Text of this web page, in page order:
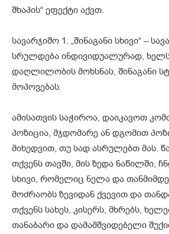
შხაპის“ ეფექტი აქვთ.
სავარჯიშო 1. „შინაგანი სხივი“ –
სრულდება ინდივიდუალურად,
დაღლილობის მოხსნას, შინაგანი
მოპოვებას.
ამისათვის საჭიროა, დაიკავოთ
პოზიცია, მჯდომარე ან დგომით
მიხედვით, თუ სად ასრულებთ მას.
თქვენს თავში, მის ზედა ნაწილში,
სხივი, რომელიც ნელა და
მოძრაობს ზევიდან ქვევით და
თქვენს სახეს, კისერს, მხრებს,
თანაბარი და დამამშვიდებელი